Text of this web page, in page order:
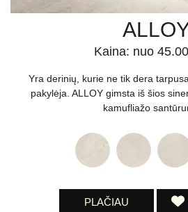
Kaina: nuo
Yra derinių, kurie ne tik dera
pakylėja. ALLOY gimsta iš šios
kamufliažo
PLAČIAU